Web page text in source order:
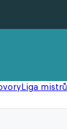
Liga mistrů